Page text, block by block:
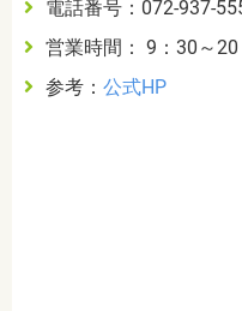
電話番号：072-937-
営業時間： 9：30～20
参考： 公式HP